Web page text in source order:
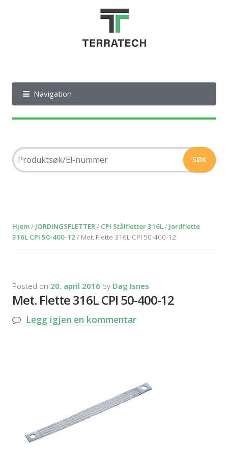
Navigation
Hjem/ JORDINGSFLETTER/ CPI Stålfletter 316L/ Jordflette
316L CPI 50-400-12 / Met. Flette 316L CPI 50-400-12
Posted on 20. april 2016 by Dag Isnes
Met. Flette 316L CPI 50-400-12
Legg igjen en kommentar